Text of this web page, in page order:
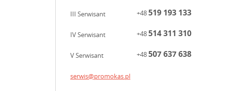
III Serwisant +48519 193 133
IV Serwisant +48514 311 310
V Serwisant +48507 637 638
serwis@promokas.pl